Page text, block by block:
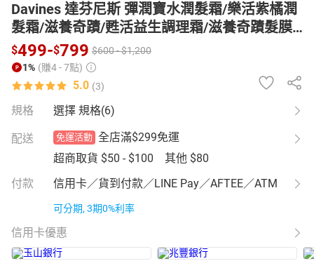
Davines 達芬尼斯 彈潤寶水潤髮霜/樂活紫橘潤
髮霜/滋養奇蹟/甦活益生調理霜/滋養奇蹟髮膜
【貝羅卡】
$499-$799 $600-$1,200
1% (賺4 - 7點)
5.0 (3)
規格 選擇 規格(6)
配送 免運活動 全店滿$299免運
超商取貨 $50 - $100 其他 $80
付款
信用卡／貨到付款／LINE Pay／AFTEE／ATM
可分期, 3期0%利率
信用卡優惠